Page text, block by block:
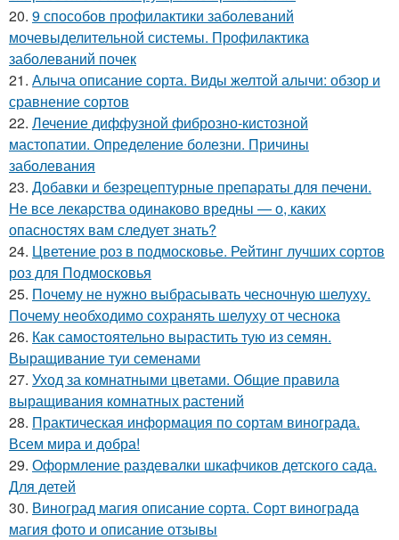
20. 9 способов профилактики заболеваний
мочевыделительной системы. Профилактика
заболеваний почек
21. Алыча описание сорта. Виды желтой алычи: обзор и
сравнение сортов
22. Лечение диффузной фиброзно-кистозной
мастопатии. Определение болезни. Причины
заболевания
23. Добавки и безрецептурные препараты для печени.
Не все лекарства одинаково вредны — о, каких
опасностях вам следует знать?
24. Цветение роз в подмосковье. Рейтинг лучших сортов
роз для Подмосковья
25. Почему не нужно выбрасывать чесночную шелуху.
Почему необходимо сохранять шелуху от чеснока
26. Как самостоятельно вырастить тую из семян.
Выращивание туи семенами
27. Уход за комнатными цветами. Общие правила
выращивания комнатных растений
28. Практическая информация по сортам винограда.
Всем мира и добра!
29. Оформление раздевалки шкафчиков детского сада.
Для детей
30. Виноград магия описание сорта. Сорт винограда
магия фото и описание отзывы